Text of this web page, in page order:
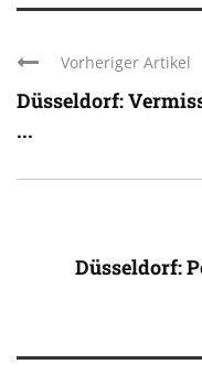
Vorheriger Artikel
Düsseldorf:
...
Düsseldorf: